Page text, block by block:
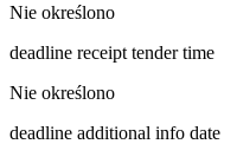
Nie określono
deadline receipt tender time
Nie określono
deadline additional info date